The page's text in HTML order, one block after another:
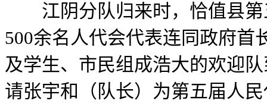
江阴分队归来时，恰值县第
500余名人代会代表连同政府首
及学生、市民组成浩大的欢迎
请张宇和（队长）为第五届人